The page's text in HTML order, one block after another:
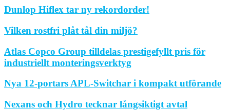
Dunlop Hiflex tar ny rekordorder!
Vilken rostfri plåt tål din miljö?
Atlas Copco Group tilldelas prestigefyllt pris för
industriellt monteringsverktyg
Nya 12-portars APL-Switchar i kompakt utförande
Nexans och Hydro tecknar långsiktigt avtal